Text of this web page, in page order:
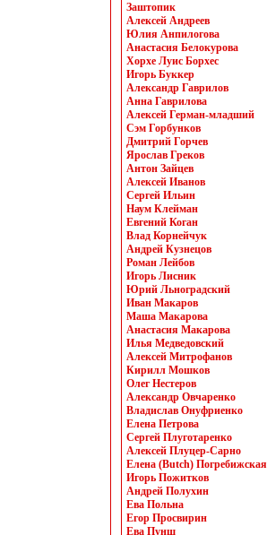
Заштопик
Алексей Андреев
Юлия Анпилогова
Анастасия Белокурова
Хорхе Луис Борхес
Игорь Буккер
Александр Гаврилов
Анна Гаврилова
Алексей Герман-младший
Сэм Горбунков
Дмитрий Горчев
Ярослав Греков
Антон Зайцев
Алексей Иванов
Сергей Ильин
Наум Клейман
Евгений Коган
Влад Корнейчук
Андрей Кузнецов
Роман Лейбов
Игорь Лисник
Юрий Льноградский
Иван Макаров
Маша Макарова
Анастасия Макарова
Илья Медведовский
Алексей Митрофанов
Кирилл Мошков
Олег Нестеров
Александр Овчаренко
Владислав Онуфриенко
Елена Петрова
Сергей Плуготаренко
Алексей Плуцер-Сарно
Елена (Butch) Погребижская
Игорь Пожитков
Андрей Полухин
Ева Польна
Егор Просвирин
Ева Пунш